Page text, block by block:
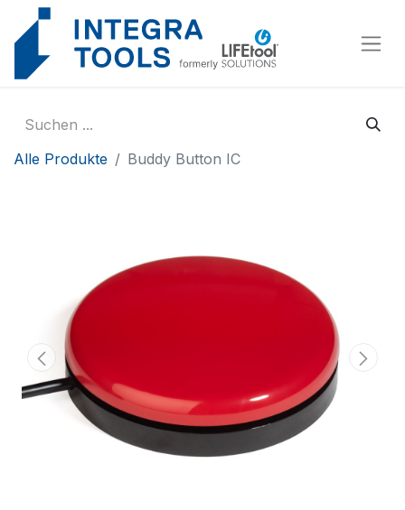
Alle Produkte Buddy Button IC
Cookie-Einstellungen